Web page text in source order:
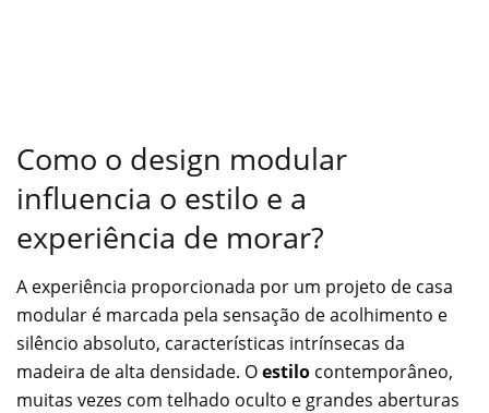
Como o design modular
influencia o estilo e a
experiência de morar?
A experiência proporcionada por um projeto de casa
modular é marcada pela sensação de acolhimento e
silêncio absoluto, características intrínsecas da
madeira de alta densidade. Oestilo contemporâneo,
muitas vezes com telhado oculto e grandes aberturas